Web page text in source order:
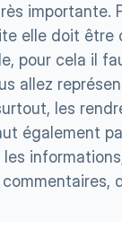
importante.
elle doit être
pour cela il
allez
les
également
commentaires,